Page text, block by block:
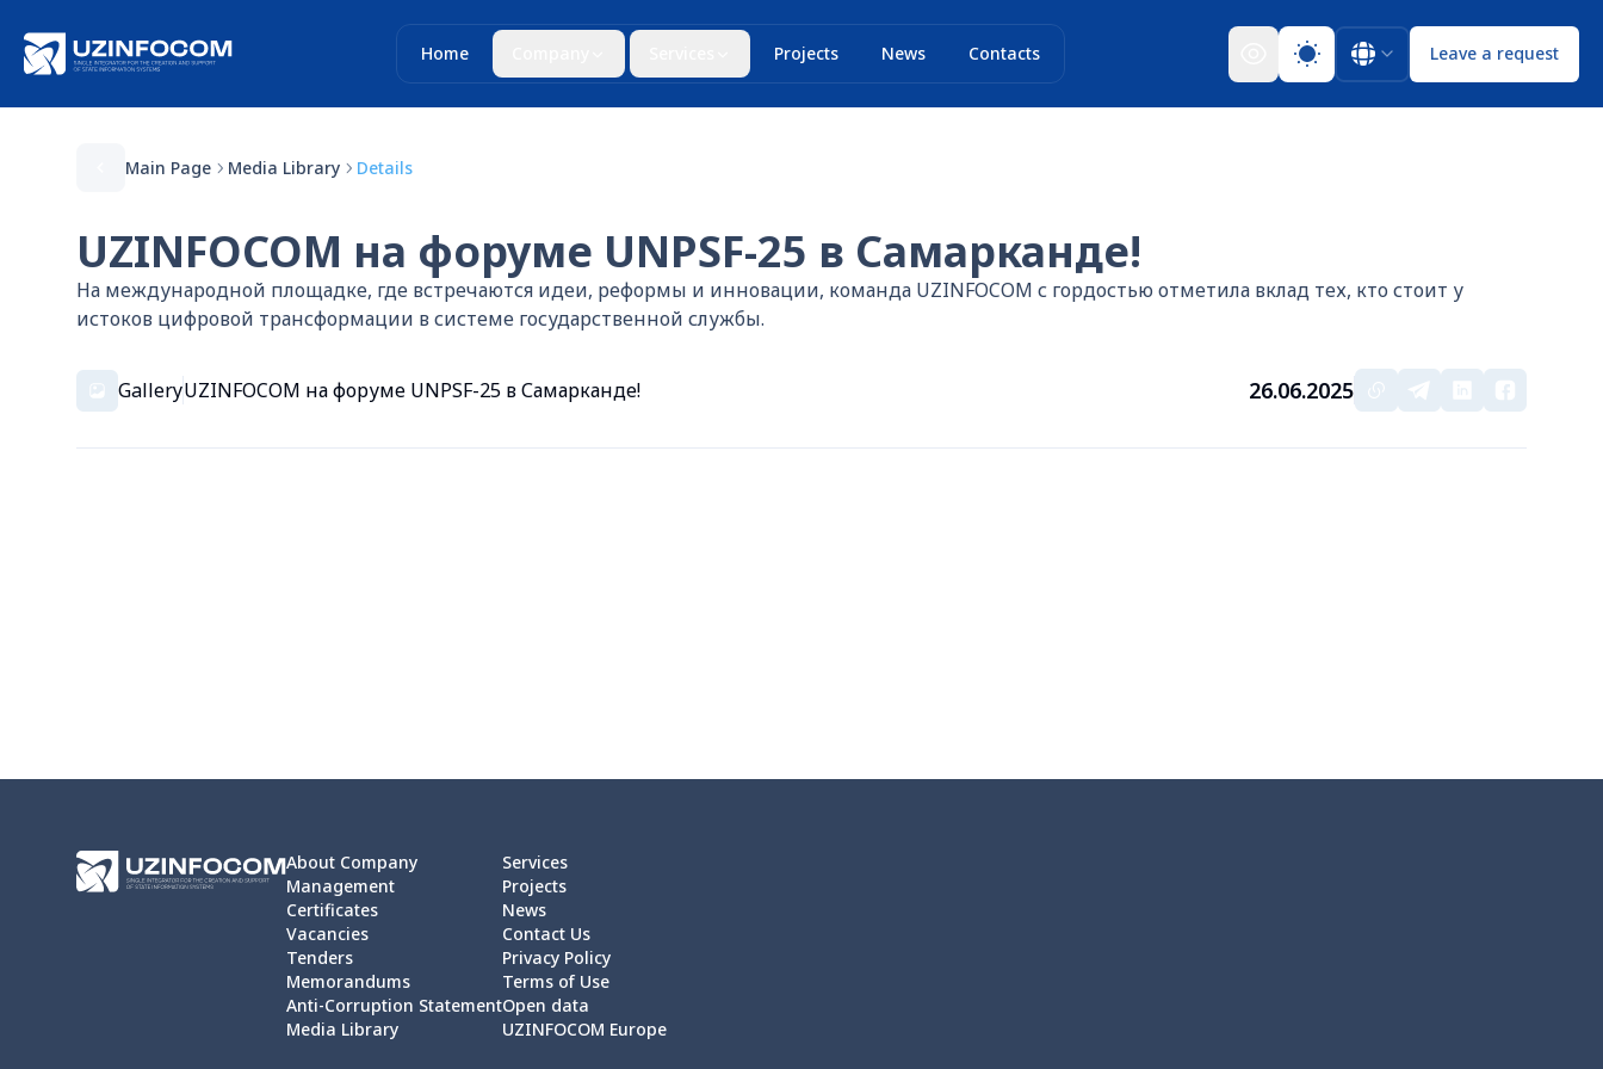
Home Projects News Contacts Leave a request
Main Page Media Library Details
UZINFOCOM на форуме UNPSF-25 в Самарканде!
На международной площадке, где встречаются идеи, реформы и инновации, команда UZINFOCOM с гордостью отметила вклад тех, кто стоит у
истоков цифровой трансформации в системе государственной службы.
GalleryUZINFOCOM на форуме UNPSF-25 в Самарканде! 26.06.2025
About Company
Management
Certificates
Vacancies
Tenders
Memorandums
Anti-Corruption Statement
Media Library
Services
Projects
News
Contact Us
Privacy Policy
Terms of Use
Open data
UZINFOCOM Europe